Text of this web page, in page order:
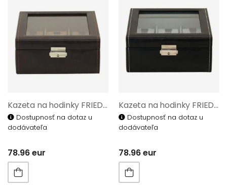
Kazeta na hodinky FRIEDRICH LEDERWAREN BOND 20085-3
Dostupnosť na dotaz u
dodávateľa
78.96 eur
Kazeta na hodinky FRIEDRICH LEDERWAREN BOND 20085-2
Dostupnosť na dotaz u
dodávateľa
78.96 eur